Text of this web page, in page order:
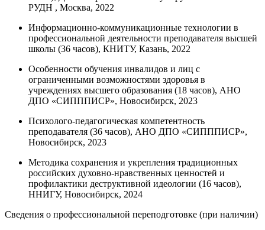
РУДН , Москва, 2022
Информационно-коммуникационные технологии в
профессиональной деятельности преподавателя высшей
школы (36 часов), КНИТУ, Казань, 2022
Особенности обучения инвалидов и лиц с
ограниченными возможностями здоровья в
учреждениях высшего образования (18 часов), АНО
ДПО «СИПППИСР», Новосибирск, 2023
Психолого-педагогическая компетентность
преподавателя (36 часов), АНО ДПО «СИПППИСР»,
Новосибирск, 2023
Методика сохранения и укрепления традиционных
российских духовно-нравственных ценностей и
профилактики деструктивной идеологии (16 часов),
ННИГУ, Новосибирск, 2024
Сведения о профессиональной переподготовке (при наличии)